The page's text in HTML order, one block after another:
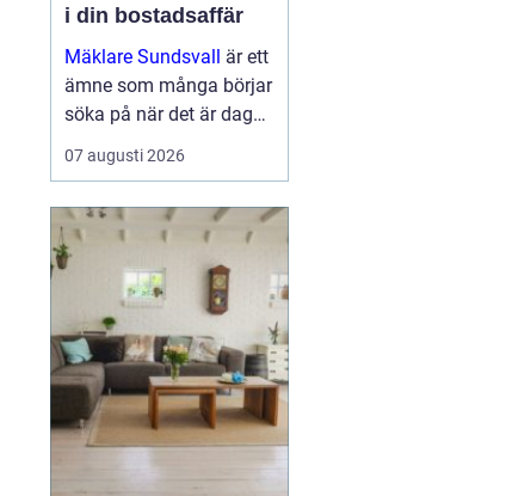
i din bostadsaffär
Mäklare Sundsvall är ett
ämne som många börjar
söka på när det är dags
att sälja eller köpa
bostad i region...
07 augusti 2026